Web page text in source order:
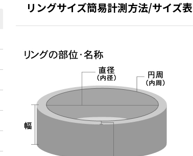
リングサイズ簡易計測方法/サイズ表